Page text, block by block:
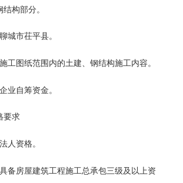
构部分。
城市茌平县。
工图纸范围内的土建、钢结构施工内容。
业自筹资金。
要求
人资格。
备房屋建筑工程施工总承包三级及以上资